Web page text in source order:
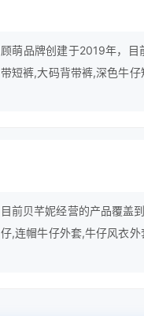
顾萌品牌创建于2019年，目
带短裤,大码背带裤,深色牛
目前贝芊妮经营的产品覆盖
仔,连帽牛仔外套,牛仔风衣